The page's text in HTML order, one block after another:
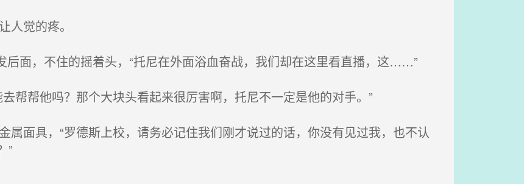
觉的疼。
后面，不住的摇着头，“托尼在外面浴血奋战，我们却在这里看直播，这……”
帮帮他吗？那个大块头看起来很厉害啊，托尼不一定是他的对手。”
面具，“罗德斯上校，请务必记住我们刚才说过的话，你没有见过我，也不认
”